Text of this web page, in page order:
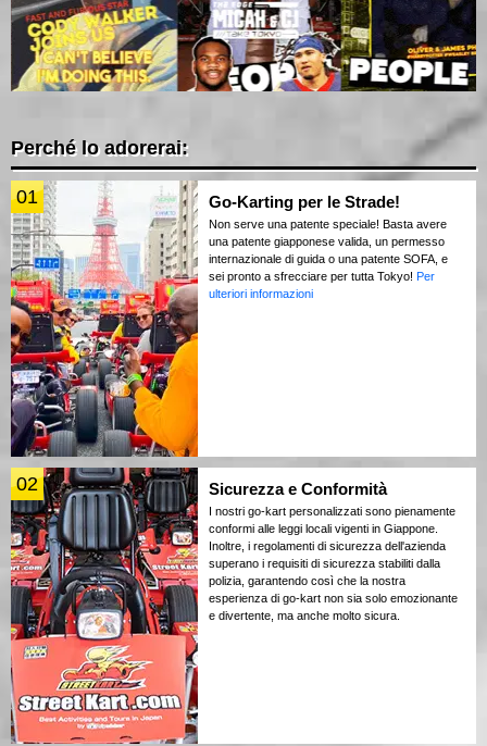
Perché lo adorerai:
01 Go-Karting per le Strade!
Non serve una patente speciale! Basta avere
una patente giapponese valida, un permesso
internazionale di guida o una patente SOFA, e
sei pronto a sfrecciare per tutta Tokyo! Per
ulteriori informazioni
02 Sicurezza e Conformità
I nostri go-kart personalizzati sono pienamente
conformi alle leggi locali vigenti in Giappone.
Inoltre, i regolamenti di sicurezza dell'azienda
superano i requisiti di sicurezza stabiliti dalla
polizia, garantendo così che la nostra
esperienza di go-kart non sia solo emozionante
e divertente, ma anche molto sicura.